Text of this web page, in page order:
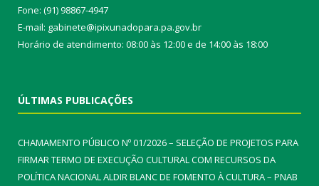
Fone: (91) 98867-4947
E-mail: gabinete@ipixunadopara.pa.gov.br
Horário de atendimento: 08:00 às 12:00 e de 14:00 às 18:00
ÚLTIMAS PUBLICAÇÕES
CHAMAMENTO PÚBLICO Nº 01/2026 – SELEÇÃO DE PROJETOS PARA
FIRMAR TERMO DE EXECUÇÃO CULTURAL COM RECURSOS DA
POLÍTICA NACIONAL ALDIR BLANC DE FOMENTO À CULTURA – PNAB